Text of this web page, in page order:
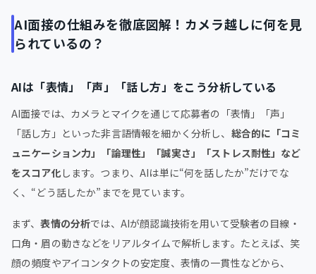
AI面接の仕組みを徹底図解！カメラ越しに何を見
られているの？
AIは「表情」「声」「話し方」をこう分析している
AI面接では、カメラとマイクを通じて応募者の「表情」「声」
「話し方」といった非言語情報を細かく分析し、 総合的に「コミ
ュニケーション力」「論理性」「誠実さ」「ストレス耐性」など
をスコア化します。つまり、AIは単に“何を話したか”だけでな
く、“どう話したか”までを見ています。
まず、表情の分析では、AIが顔認識技術を用いて受験者の目線・
口角・眉の動きなどをリアルタイムで解析します。たとえば、笑
顔の頻度やアイコンタクトの安定度、表情の一貫性などから、